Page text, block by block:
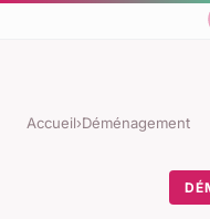
Accueil›Déménagement